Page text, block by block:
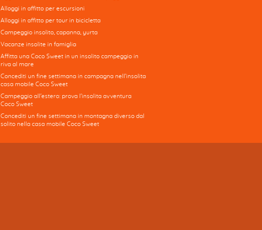
Alloggi in affitto per escursioni
Alloggi in affitto per tour in bicicletta
Campeggio insolito, capanna, yurta
Vacanze insolite in famiglia
Affitta una Coco Sweet in un insolito campeggio in
riva al mare
Concediti un fine settimana in campagna nell'insolita
casa mobile Coco Sweet
Campeggio all'estero: prova l'insolita avventura
Coco Sweet
Concediti un fine settimana in montagna diverso dal
solito nella casa mobile Coco Sweet